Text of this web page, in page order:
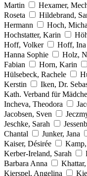
Martin
Hexamer,
Roseta
Hildebrand,
Hermann
Hoch,
Hochstatter, Karin
Hoff, Volker
Hoff, Ina
Hanna Sophie
Holz,
Fabian
Horn, Karin
Hülsebeck, Rachele
Kerstin
Iken, Dr.
Kath. Verband für
Incheva, Theodora
Jacobsen, Sven
Jeschke, Sarah
Chantal
Junker, Jana
Kaiser, Désirée
Kerber-Ireland, Sarah
Barbara Anna
Kierspel, Angelina